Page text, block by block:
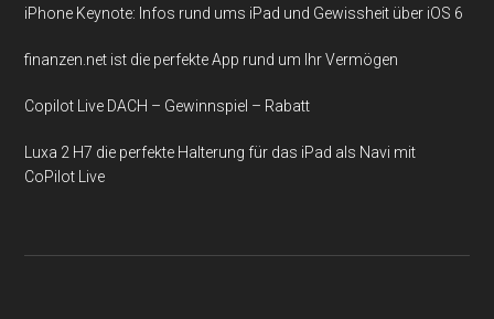
iPhone Keynote: Infos rund ums iPad und Gewissheit über iOS 6
finanzen.net ist die perfekte App rund um Ihr Vermögen
Copilot Live DACH – Gewinnspiel – Rabatt
Luxa 2 H7 die perfekte Halterung für das iPad als Navi mit
CoPilot Live